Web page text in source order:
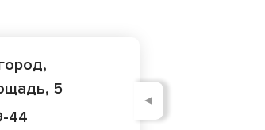
5
44
◄